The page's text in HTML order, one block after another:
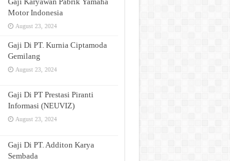
Motor Indonesia
August 23, 2024
Gaji Di PT. Kurnia Ciptamoda
Gemilang
August 23, 2024
Gaji Di PT Prestasi Piranti
Informasi (NEUVIZ)
August 23, 2024
Gaji Di PT. Additon Karya
Sembada